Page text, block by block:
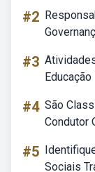
#2
#3
#4 São
Condutor
#5
Sociais